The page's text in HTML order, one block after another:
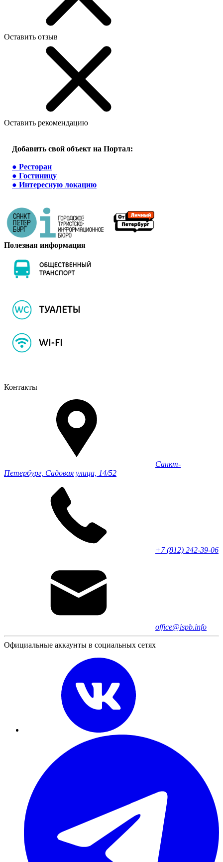
Оставить отзыв
Оставить рекомендацию
Добавить свой объект на Портал:
● Ресторан
● Гостиницу
● Интересную локацию
Полезная информация
Контакты
Санкт-
Петербург, Садовая улица, 14/52
+7 (812) 242-39-06
office@ispb.info
Официальные аккаунты в социальных сетях